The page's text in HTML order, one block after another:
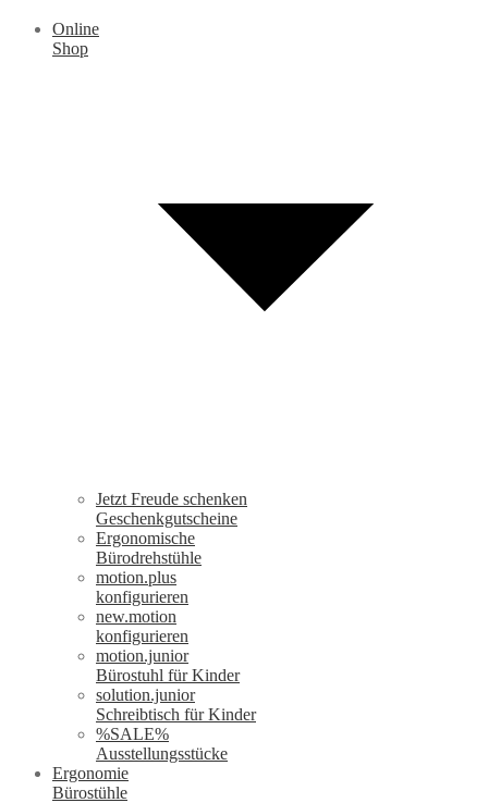
Online
Shop
Jetzt Freude schenken
Geschenkgutscheine
Ergonomische
Bürodrehstühle
motion.plus
konfigurieren
new.motion
konfigurieren
motion.junior
Bürostuhl für Kinder
solution.junior
Schreibtisch für Kinder
%SALE%
Ausstellungsstücke
Ergonomie
Bürostühle